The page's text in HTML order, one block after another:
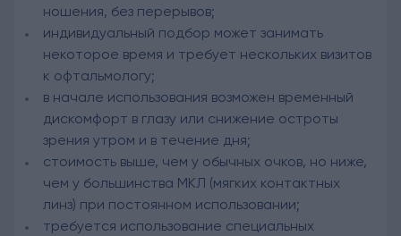
ношения, без перерывов;
индивидуальный подбор может занимать
некоторое время и требует нескольких визитов
к офтальмологу;
в начале использования возможен временный
дискомфорт в глазу или снижение остроты
зрения утром и в течение дня;
стоимость выше, чем у обычных очков, но ниже,
чем у большинства МКЛ (мягких контактных
линз) при постоянном использовании;
требуется использование специальных